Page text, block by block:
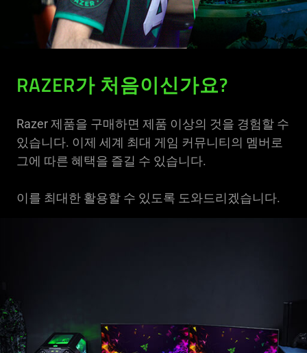
RAZER가 처음이신가요?
Razer 제품을 구매하면 제품 이상의 것을 경험할 수
있습니다. 이제 세계 최대 게임 커뮤니티의 멤버로
그에 따른 혜택을 즐길 수 있습니다.
이를 최대한 활용할 수 있도록 도와드리겠습니다.